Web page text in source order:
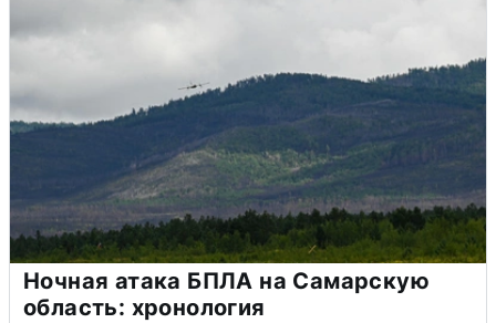
Ночная атака БПЛА на Самарскую
область: хронология